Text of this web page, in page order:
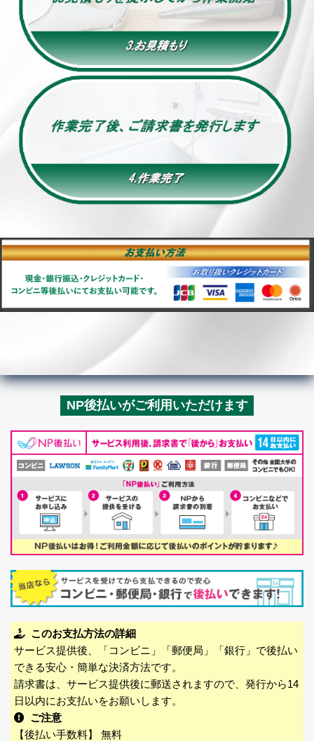
NP後払いがご利用いただけます
このお支払方法の詳細
サービス提供後、「コンビニ」「郵便局」「銀行」で後払い
できる安心・簡単な決済方法です。
請求書は、サービス提供後に郵送されますので、発行から14
日以内にお支払いをお願いします。
ご注意
【後払い手数料】 無料